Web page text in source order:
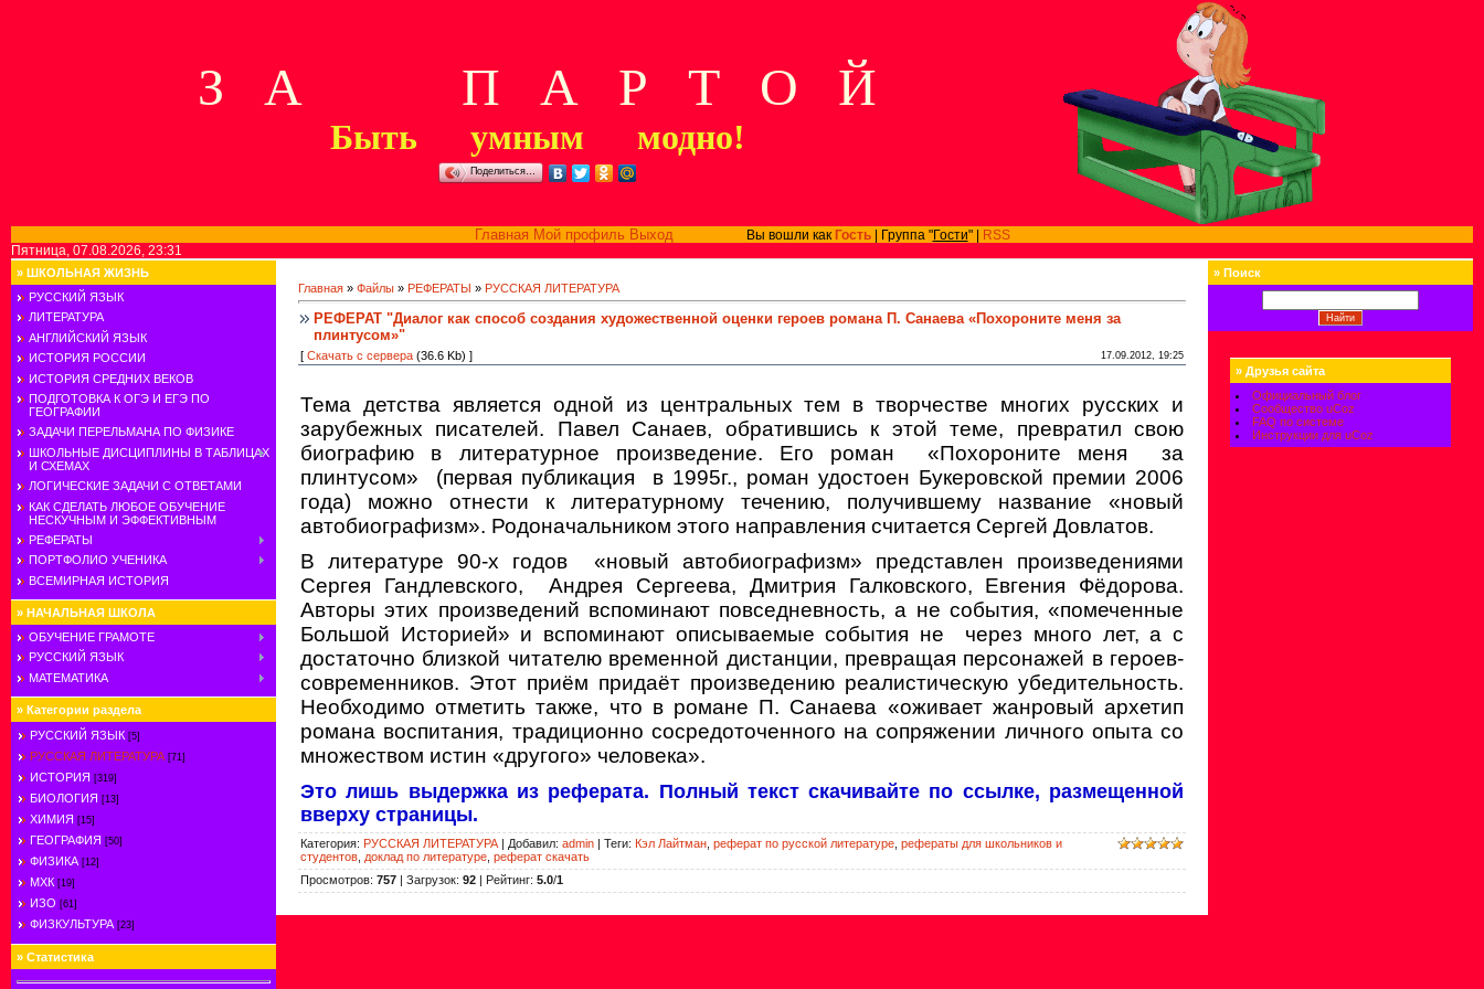
З А П А Р Т О Й
Быть умным модно!
Поделиться…
Главная Мой профиль ВыходВы вошли как Гость| Группа "Гости" |
RSS
Пятница, 07.08.2026, 23:31
» ШКОЛЬНАЯ ЖИЗНЬ
РУССКИЙ ЯЗЫК
ЛИТЕРАТУРА
АНГЛИЙСКИЙ ЯЗЫК
ИСТОРИЯ РОССИИ
ИСТОРИЯ СРЕДНИХ ВЕКОВ
ПОДГОТОВКА К ОГЭ И ЕГЭ ПО
ГЕОГРАФИИ
ЗАДАЧИ ПЕРЕЛЬМАНА ПО ФИЗИКЕ
ШКОЛЬНЫЕ ДИСЦИПЛИНЫ В ТАБЛИЦАХ
И СХЕМАХ
ЛОГИЧЕСКИЕ ЗАДАЧИ С ОТВЕТАМИ
КАК СДЕЛАТЬ ЛЮБОЕ ОБУЧЕНИЕ
НЕСКУЧНЫМ И ЭФФЕКТИВНЫМ
РЕФЕРАТЫ
ПОРТФОЛИО УЧЕНИКА
ВСЕМИРНАЯ ИСТОРИЯ
» НАЧАЛЬНАЯ ШКОЛА
ОБУЧЕНИЕ ГРАМОТЕ
РУССКИЙ ЯЗЫК
МАТЕМАТИКА
» Категории раздела
РУССКИЙ ЯЗЫК [5]
РУССКАЯ ЛИТЕРАТУРА [71]
ИСТОРИЯ [319]
БИОЛОГИЯ [13]
ХИМИЯ [15]
ГЕОГРАФИЯ [50]
ФИЗИКА [12]
МХК [19]
ИЗО [61]
ФИЗКУЛЬТУРА [23]
» Статистика
Главная » Файлы » РЕФЕРАТЫ » РУССКАЯ ЛИТЕРАТУРА
РЕФЕРАТ "Диалог как способ создания художественной оценки героев романа П. Санаева «Похороните меня за
плинтусом»"
[ Скачать с сервера (36.6 Kb) ] 17.09.2012, 19:25
Тема детства является одной из центральных тем в творчестве многих русских и
зарубежных писателей. Павел Санаев, обратившись к этой теме, превратил свою
биографию в литературное произведение. Его роман
«Похороните меня
за
плинтусом»
(первая публикация
в 1995г., роман удостоен Букеровской премии 2006
года) можно отнести к литературному течению, получившему название «новый
автобиографизм». Родоначальником этого направления считается Сергей Довлатов.
В литературе 90-х годов
«новый автобиографизм» представлен произведениями
Сергея Гандлевского,
Андрея Сергеева, Дмитрия Галковского, Евгения Фёдорова.
Авторы этих произведений вспоминают повседневность, а не события, «помеченные
Большой Историей» и вспоминают описываемые события не
через много лет, а с
достаточно близкой читателю временной дистанции, превращая персонажей в героев-
современников. Этот приём придаёт произведению реалистическую убедительность.
Необходимо отметить также, что в романе П. Санаева «оживает жанровый архетип
романа воспитания, традиционно сосредоточенного на сопряжении личного опыта со
множеством истин «другого» человека».
Это лишь выдержка из реферата. Полный текст скачивайте по ссылке, размещенной
вверху страницы.
Категория: РУССКАЯ ЛИТЕРАТУРА | Добавил: admin | Теги: Кэл Лайтман реферат по русской литературе рефераты для школьников и
студентов доклад по литературе реферат скачать
Просмотров: 757 | Загрузок: 92 | Рейтинг: 5.0/1
» Поиск
» Друзья сайта
Официальный блог
Сообщество uCoz
FAQ по системе
Инструкции для uCoz